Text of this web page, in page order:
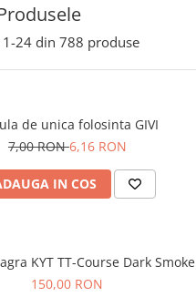
1-24 din 788 produse
de unica folosinta GIVI
7,00 RON6,16 RON
IN COS
KYT TT-Course Dark Smoke
150,00 RON